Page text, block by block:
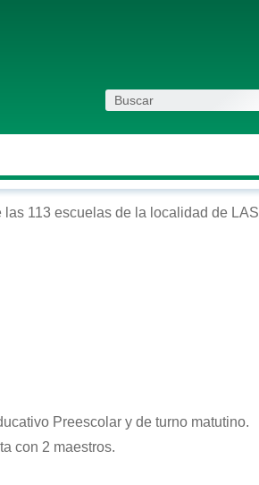
las 113 escuelas de la localidad de LAS
Preescolar y de turno matutino.
con 2 maestros.